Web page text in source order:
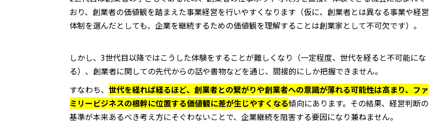
おり、創業者の価値観を踏まえた事業経営を行いやすくなります（仮に、創業者とは異なる事業や経営
体制を選んだとしても、企業を継続するための価値観を理解することは創業家として不可欠です）。
しかし、3世代目以降ではこうした体験をすることが難しくなり（一定程度、世代を経ると不可能にな
る）、創業者に関しての先代からの話や書物などを通じ、間接的にしか把握できません。
すなわち、 世代を経れば経るほど、創業者との繋がりや創業者への意識が薄れる可能性は高まり、ファ
ミリービジネスの根幹に位置する価値観に差が生じやすくなる傾向にあります。その結果、経営判断の
基準が本来あるべき考え方にそぐわないことで、企業継続を阻害する要因になり兼ねません。